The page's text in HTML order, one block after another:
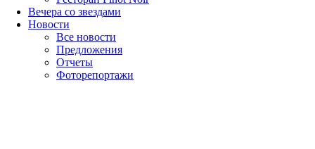
Вечера со звездами
Новости
Все новости
Предложения
Отчеты
Фоторепортажи